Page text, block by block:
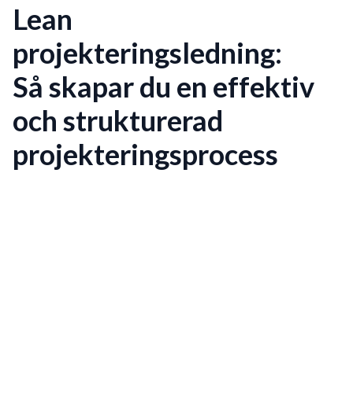
Lean
projekteringsledning:
Så skapar du en effektiv
och strukturerad
projekteringsprocess